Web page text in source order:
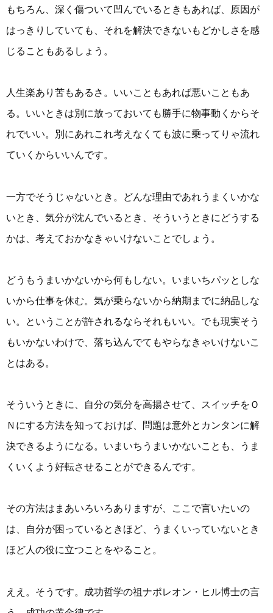
もちろん、深く傷ついて凹んでいるときもあれば、原因が
はっきりしていても、それを解決できないもどかしさを感
じることもあるしょう。
人生楽あり苦もあるさ。いいこともあれば悪いこともあ
る。いいときは別に放っておいても勝手に物事動くからそ
れでいい。別にあれこれ考えなくても波に乗ってりゃ流れ
ていくからいいんです。
一方でそうじゃないとき。どんな理由であれうまくいかな
いとき、気分が沈んでいるとき、そういうときにどうする
かは、考えておかなきゃいけないことでしょう。
どうもうまいかないから何もしない。いまいちパッとしな
いから仕事を休む。気が乗らないから納期までに納品しな
い。ということが許されるならそれもいい。でも現実そう
もいかないわけで、落ち込んでてもやらなきゃいけないこ
とはある。
そういうときに、自分の気分を高揚させて、スイッチをＯ
Ｎにする方法を知っておけば、問題は意外とカンタンに解
決できるようになる。いまいちうまいかないことも、うま
くいくよう好転させることができるんです。
その方法はまあいろいろありますが、ここで言いたいの
は、自分が困っているときほど、うまくいっていないとき
ほど人の役に立つことをやること。
ええ。そうです。成功哲学の祖ナポレオン・ヒル博士の言